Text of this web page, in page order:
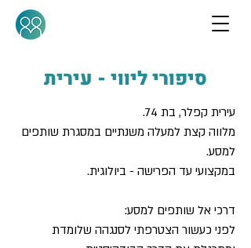
סיפורי ליווי - עירית
עירית קפלר, בת 74.
מלווה קצת למעלה משנתיים במסגרת שותפים
למסע.
במקצועי עד הפרישה - ביולוגית.
דרכי אל שותפים למסע:
לפני כעשור הצטרפתי לסנגהה שלומדת